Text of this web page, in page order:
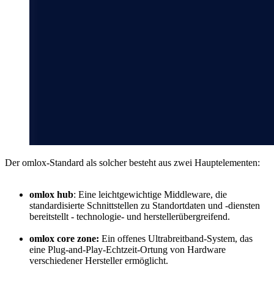
Der omlox-Standard als solcher besteht aus zwei Hauptelementen:
omlox hub: Eine leichtgewichtige Middleware, die
standardisierte Schnittstellen zu Standortdaten und -diensten
bereitstellt - technologie- und herstellerübergreifend.
omlox core zone: Ein offenes Ultrabreitband-System, das
eine Plug-and-Play-Echtzeit-Ortung von Hardware
verschiedener Hersteller ermöglicht.